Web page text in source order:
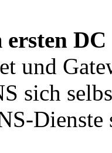
ersten
und
sich
Dienste